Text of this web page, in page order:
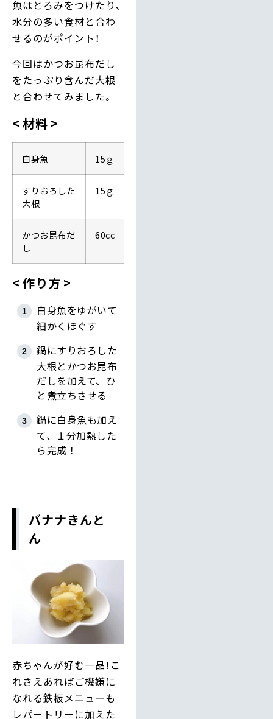
魚はとろみをつけたり、
水分の多い食材と合わ
せるのがポイント！
今回はかつお昆布だし
をたっぷり含んだ大根
と合わせてみました。
材料
白身魚 15ｇ
すりおろした
大根
15ｇ
かつお昆布だ
し
60cc
作り方
白身魚をゆがいて
細かくほぐす
鍋にすりおろした
大根とかつお昆布
だしを加えて、ひ
と煮立ちさせる
鍋に白身魚も加え
て、１分加熱した
ら完成！
バナナきんと
ん
赤ちゃんが好む一品！こ
れさえあればご機嫌に
なれる鉄板メニューも
レパートリーに加えた